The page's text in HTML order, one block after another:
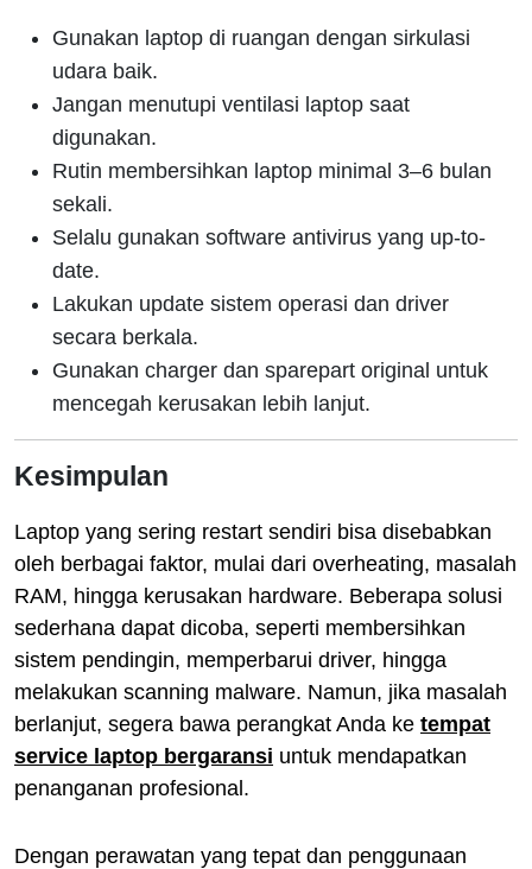
Gunakan laptop di ruangan dengan sirkulasi
udara baik.
Jangan menutupi ventilasi laptop saat
digunakan.
Rutin membersihkan laptop minimal 3–6 bulan
sekali.
Selalu gunakan software antivirus yang up-to-
date.
Lakukan update sistem operasi dan driver
secara berkala.
Gunakan charger dan sparepart original untuk
mencegah kerusakan lebih lanjut.
Kesimpulan
Laptop yang sering restart sendiri bisa disebabkan
oleh berbagai faktor, mulai dari overheating, masalah
RAM, hingga kerusakan hardware. Beberapa solusi
sederhana dapat dicoba, seperti membersihkan
sistem pendingin, memperbarui driver, hingga
melakukan scanning malware. Namun, jika masalah
berlanjut, segera bawa perangkat Anda ke tempat
service laptop bergaransi untuk mendapatkan
penanganan profesional.
Dengan perawatan yang tepat dan penggunaan